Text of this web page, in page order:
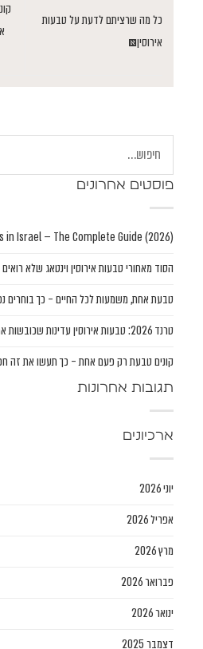
כל מה שרציתם לדעת על טבעות
אירוסין￼
פוסטים אחרונים
in Israel — The Complete Guide (2026)
הסוד מאחורי טבעות אירוסין וינטאג שלא
טבעת אחת, משמעות לכל החיים – כך בוחרים
טרנד 2026: טבעות אירוסין עדינות שכובשות את כולם
קונים טבעת רק פעם אחת – כך תעשו את זה
תגובות אחרונות
ארכיונים
יוני 2026
אפריל 2026
מרץ 2026
פברואר 2026
ינואר 2026
דצמבר 2025